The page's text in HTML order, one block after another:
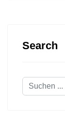
Search
Suchen